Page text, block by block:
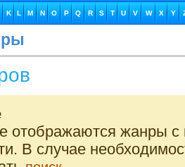
K L M N O P Q R S T U V W X Y
отображаются жанры с
В случае